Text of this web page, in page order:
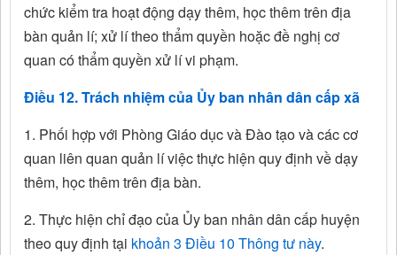
chức kiểm tra hoạt động dạy thêm, học thêm trên địa
bàn quản lí; xử lí theo thẩm quyền hoặc đề nghị cơ
quan có thẩm quyền xử lí vi phạm.
Điều 12. Trách nhiệm của Ủy ban nhân dân cấp xã
1. Phối hợp với Phòng Giáo dục và Đào tạo và các cơ
quan liên quan quản lí việc thực hiện quy định về dạy
thêm, học thêm trên địa bàn.
2. Thực hiện chỉ đạo của Ủy ban nhân dân cấp huyện
theo quy định tại khoản 3 Điều 10 Thông tư này.